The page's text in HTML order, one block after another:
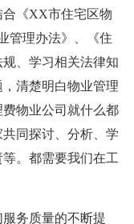
《XX市住宅区物
管理办法》、《住
、学习相关法律知
清楚明白物业管理
物业公司就什么都
同探讨、分析、学
。都需要我们在工
务质量的不断提